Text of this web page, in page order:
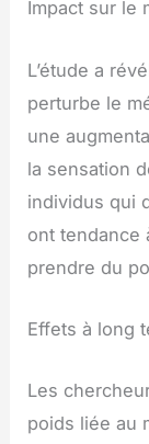
Impact sur le
L’étude a
perturbe le
une
la sensation
individus qui
ont tendance
prendre du
Effets à long
Les
poids liée au